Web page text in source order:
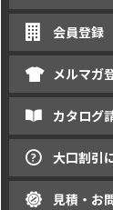
会員登録
メルマガ
カタログ
大口割引
見積・お